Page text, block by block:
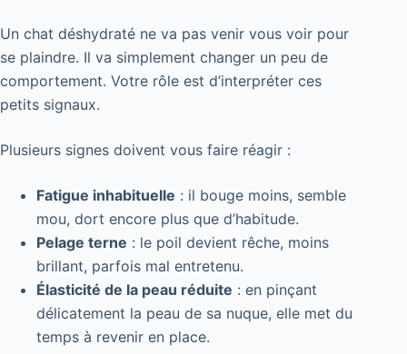
Un chat déshydraté ne va pas venir vous voir pour
se plaindre. Il va simplement changer un peu de
comportement. Votre rôle est d’interpréter ces
petits signaux.
Plusieurs signes doivent vous faire réagir :
Fatigue inhabituelle : il bouge moins, semble
mou, dort encore plus que d’habitude.
Pelage terne : le poil devient rêche, moins
brillant, parfois mal entretenu.
Élasticité de la peau réduite : en pinçant
délicatement la peau de sa nuque, elle met du
temps à revenir en place.